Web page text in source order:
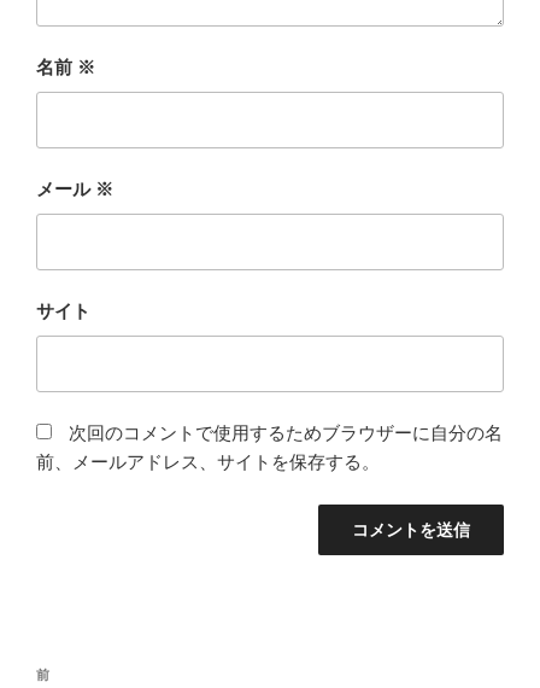
名前 ※
メール ※
サイト
次回のコメントで使用するためブラウザーに自分の名
前、メールアドレス、サイトを保存する。
投
前
前